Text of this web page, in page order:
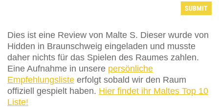
Dies ist eine Review von Malte S. Dieser wurde von
Hidden in Braunschweig eingeladen und musste
daher nichts für das Spielen des Raumes zahlen.
Eine Aufnahme in unsere persönliche
Empfehlungsliste erfolgt sobald wir den Raum
offiziell gespielt haben. Hier findet ihr Maltes Top 10
Liste!